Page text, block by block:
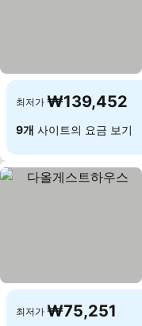
최저가 ₩139,452
9개 사이트의 요금 보기
최저가 ₩75,251